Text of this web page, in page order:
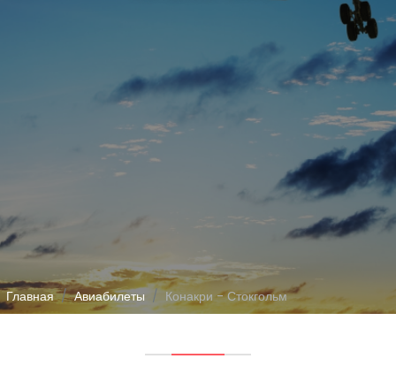
Главная Авиабилеты Конакри - Стокгольм